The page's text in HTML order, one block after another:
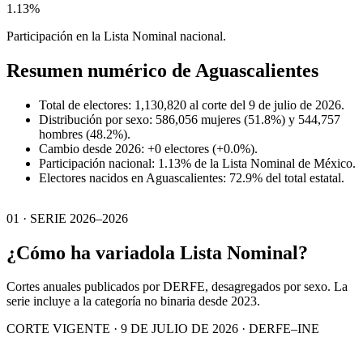
1.13%
Participación en la Lista Nominal nacional.
Resumen numérico de Aguascalientes
Total de electores: 1,130,820 al corte del 9 de julio de 2026.
Distribución por sexo: 586,056 mujeres (51.8%) y 544,757
hombres (48.2%).
Cambio desde 2026: +0 electores (+0.0%).
Participación nacional: 1.13% de la Lista Nominal de México.
Electores nacidos en Aguascalientes: 72.9% del total estatal.
01 · SERIE 2026–2026
¿Cómo ha variadola Lista Nominal?
Cortes anuales publicados por DERFE, desagregados por sexo. La
serie incluye a la categoría no binaria desde 2023.
CORTE VIGENTE · 9 DE JULIO DE 2026 · DERFE–INE